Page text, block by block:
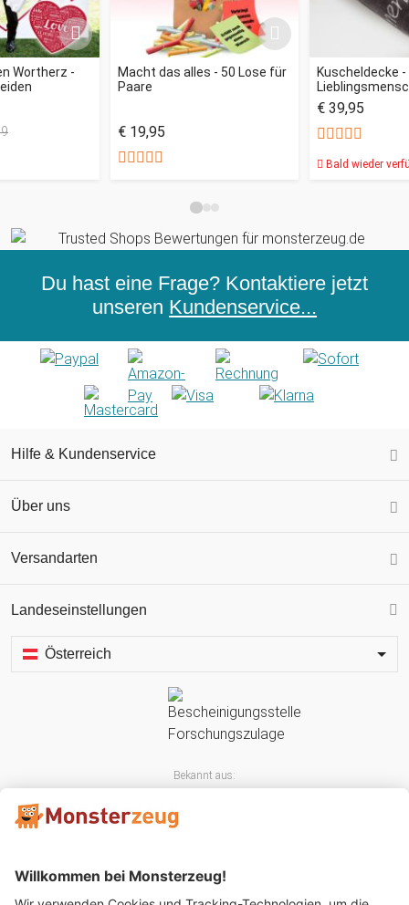
Wortherz -
Macht das alles - 50 Lose für
Paare
€ 19,95
Kuscheldecke -
€ 39,95
Bald wieder
Du hast eine Frage? Kontaktiere jetzt
unseren Kundenservice...
Hilfe & Kundenservice
Über uns
Versandarten
Landeseinstellungen
Österreich
Bekannt aus: